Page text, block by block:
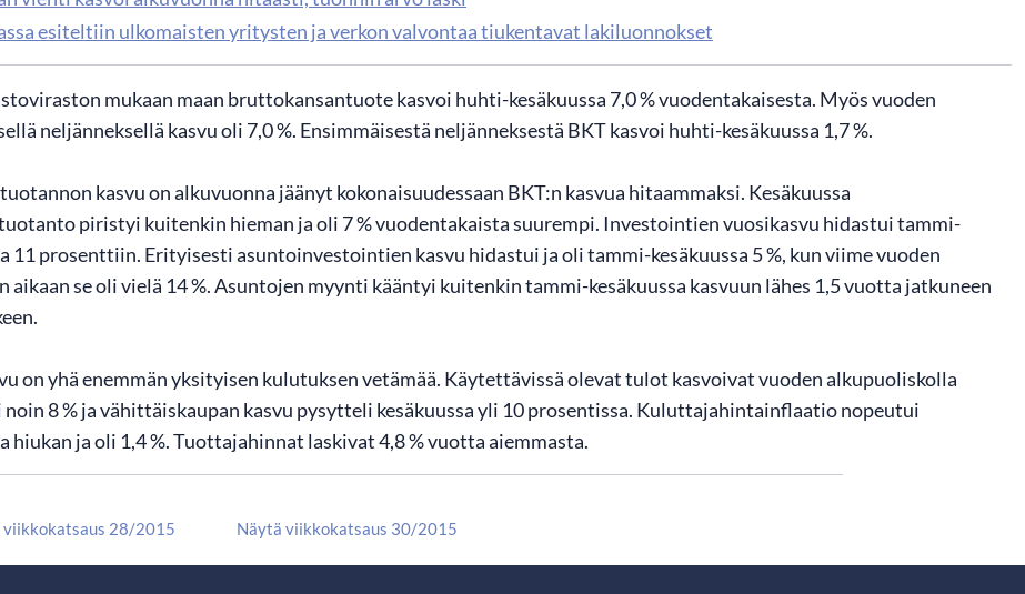
esiteltiin ulkomaisten yritysten ja verkon valvontaa tiukentavat lakiluonnokset
mukaan maan bruttokansantuote kasvoi huhti-kesäkuussa 7,0 % vuodentakaisesta. Myös vuoden
neljänneksellä kasvu oli 7,0 %. Ensimmäisestä neljänneksestä BKT kasvoi huhti-kesäkuussa 1,7 %.
kasvu on alkuvuonna jäänyt kokonaisuudessaan BKT:n kasvua hitaammaksi. Kesäkuussa
piristyi kuitenkin hieman ja oli 7 % vuodentakaista suurempi. Investointien vuosikasvu hidastui tammi-
11 prosenttiin. Erityisesti asuntoinvestointien kasvu hidastui ja oli tammi-kesäkuussa 5 %, kun viime vuoden
aikaan se oli vielä 14 %. Asuntojen myynti kääntyi kuitenkin tammi-kesäkuussa kasvuun lähes 1,5 vuotta jatkuneen
on yhä enemmän yksityisen kulutuksen vetämää. Käytettävissä olevat tulot kasvoivat vuoden alkupuoliskolla
noin 8 % ja vähittäiskaupan kasvu pysytteli kesäkuussa yli 10 prosentissa. Kuluttajahintainflaatio nopeutui
hiukan ja oli 1,4 %. Tuottajahinnat laskivat 4,8 % vuotta aiemmasta.
viikkokatsaus 28/2015 Näytä viikkokatsaus 30/2015